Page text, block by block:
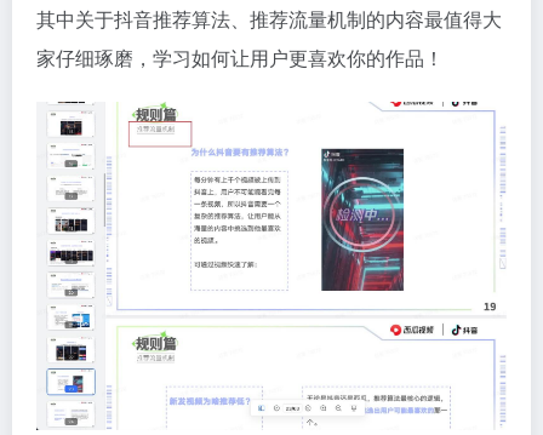
其中关于抖音推荐算法、推荐流量机制的内容最值得大
家仔细琢磨，学习如何让用户更喜欢你的作品！